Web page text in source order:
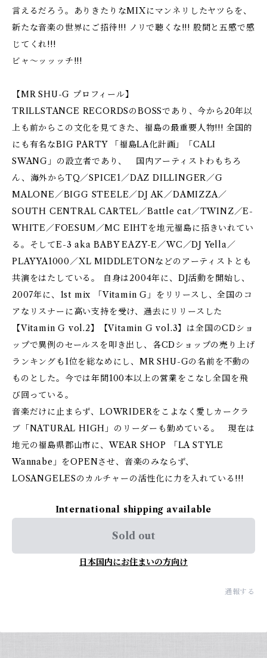
言えるだろう。ありきたりなMIXにマンネリしたヤツらを、
新たな音楽の世界にご招待!!! ノリで聴くな!!! 股間と五感で感
じてくれ!!!
ビャ～ッッッチ!!!
【MR SHU-G プロフィール】
TRILLSTANCE RECORDSのBOSSであり、今から20年以
上も前からこの文化を見てきた、福島の最重要人物!!! 全国的
にも有名なBIG PARTY 「福島LA化計画」「CALI
SWANG」の設立者であり、 国内アーティストわもちろ
ん、海外からTQ／SPICE1／DAZ DILLINGER／G
MALONE／BIGG STEELE／DJ AK／DAMIZZA／
SOUTH CENTRAL CARTEL／Battle cat／TWINZ／E-
WHITE／FOESUM／MC EIHTを地元福島に招きいれてい
る。そしてE-3 aka BABY EAZY-E／WC／DJ Yella／
PLAYYA1000／XL MIDDLETONなどのアーティストとも
共演をはたしている。 自身は2004年に、DJ活動を開始し、
2007年に、1st mix 「Vitamin G」をリリースし、全国のコ
アなリスナーに高い支持を受け、過去にリリースした
【Vitamin G vol.2】【Vitamin G vol.3】は全国のCDショ
ップで異例のセールスを叩き出し、各CDショップの売り上げ
ランキングも1位を総なめにし、MR SHU-Gの名前を不動の
ものとした。今では年間100本以上の営業をこなし全国を飛
び回っている。
音楽だけに止まらず、LOWRIDERをこよなく愛しカークラ
ブ「NATURAL HIGH」のリーダーも勤めている。 現在は
地元の福島県郡山市に、WEAR SHOP 「LA STYLE
Wannabe」をOPENさせ、音楽のみならず、
LOSANGELESのカルチャーの活性化に力を入れている!!!
International shipping available
Sold out
日本国内にお住まいの方向け
通報する